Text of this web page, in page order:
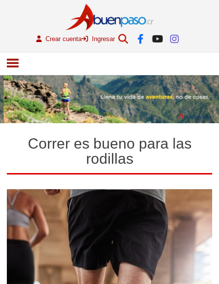
Crear cuenta Ingresar
Correr es bueno para las
rodillas